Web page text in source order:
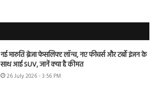
नई मारुति ब्रेजा फेसलिफ्ट लॉन्च, नए फीचर्स और टर्बो इंजन के
साथ आई SUV, जानें क्या है कीमत
26 July 2026 - 3:56 PM